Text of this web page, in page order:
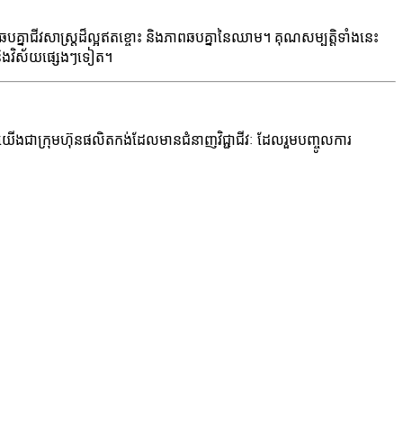
ាជីវសាស្រ្តដ៏ល្អឥតខ្ចោះ និងភាពឆបគ្នានៃឈាម។ គុណសម្បត្តិទាំងនេះ
ងវិស័យផ្សេងៗទៀត។
ើងជាក្រុមហ៊ុនផលិតកង់ដែលមានជំនាញវិជ្ជាជីវៈ ដែលរួមបញ្ចូលការ